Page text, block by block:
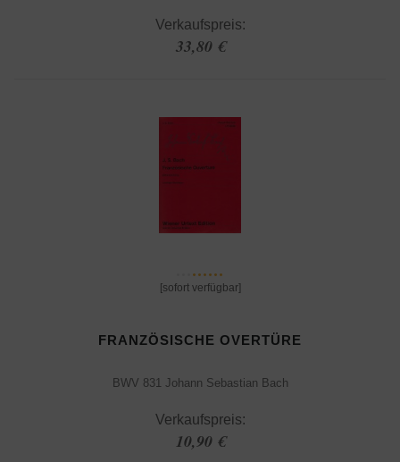
Verkaufspreis:
33,80 €
[sofort verfügbar]
FRANZÖSISCHE OVERTÜRE
BWV 831 Johann Sebastian Bach
Verkaufspreis:
10,90 €